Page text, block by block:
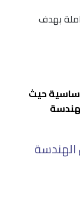
بهدف
حيث
الهندسة